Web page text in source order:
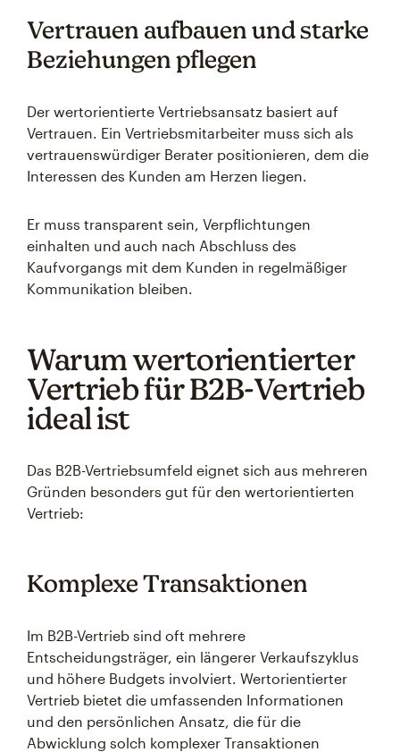
Vertrauen aufbauen und starke
Beziehungen pflegen
Der wertorientierte Vertriebsansatz basiert auf
Vertrauen. Ein Vertriebsmitarbeiter muss sich als
vertrauenswürdiger Berater positionieren, dem die
Interessen des Kunden am Herzen liegen.
Er muss transparent sein, Verpflichtungen
einhalten und auch nach Abschluss des
Kaufvorgangs mit dem Kunden in regelmäßiger
Kommunikation bleiben.
Warum wertorientierter
Vertrieb für B2B-Vertrieb
ideal ist
Das B2B-Vertriebsumfeld eignet sich aus mehreren
Gründen besonders gut für den wertorientierten
Vertrieb:
Komplexe Transaktionen
Im B2B-Vertrieb sind oft mehrere
Entscheidungsträger, ein längerer Verkaufszyklus
und höhere Budgets involviert. Wertorientierter
Vertrieb bietet die umfassenden Informationen
und den persönlichen Ansatz, die für die
Abwicklung solch komplexer Transaktionen